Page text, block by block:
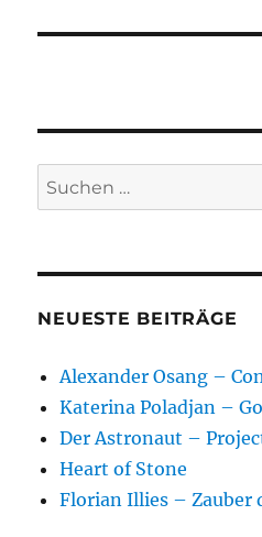
Suchen
nach:
NEUESTE BEITRÄGE
Alexander Osang –
Katerina Poladjan –
Der Astronaut –
Heart of Stone
Florian Illies – Zauber